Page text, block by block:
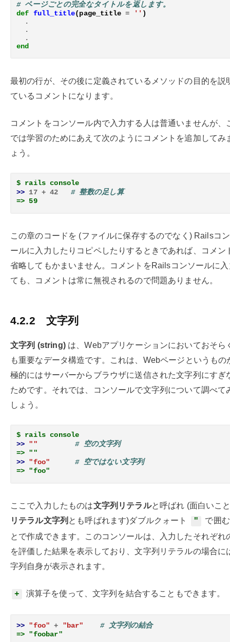
# ページごとの完全なタイトルを返します。
def full_title(page_title = '' )
.
.
.
end
最初の行が、その後に定義されているメソッドの目的を説
ているコメントになります。
コメントをコンソール内で入力する人は普通いませんが、
では学習のためにあえて次のようにコメントを追加してみ
ょう。
$ rails console
>> 17 + 42
# 整数の足し算
=> 59
この章のコードを (ファイルに保存するのでなく) Railsコ
ールに入力したりコピペしたりするときであれば、コメン
省略してもかまいません。コメントをRailsコンソールに
ても、コメントは常に無視されるので問題ありません。
4.2.2 文字列
文字列 (string)は、Webアプリケーションにおいておそら
も重要なデータ構造です。これは、Webページというもの
極的にはサーバーからブラウザに送信された文字列にすぎ
ためです。それでは、コンソールで文字列について調べて
しょう。
$ rails console
>> ""
# 空の文字列
=> ""
>> "foo"
# 空ではない文字列
=> "foo"
ここで入力したものは文字列リテラルと呼ばれ (面白いこ
リテラル文字列 とも呼ばれます)ダブルクォート "
で囲
とで作成できます。このコンソールは、入力したそれぞれ
を評価した結果を表示しており、文字列リテラルの場合に
字列自身が表示されます。
+ 演算子を使って、文字列を結合することもできます。
>> "foo" + "bar"
# 文字列の結合
=> "foobar"